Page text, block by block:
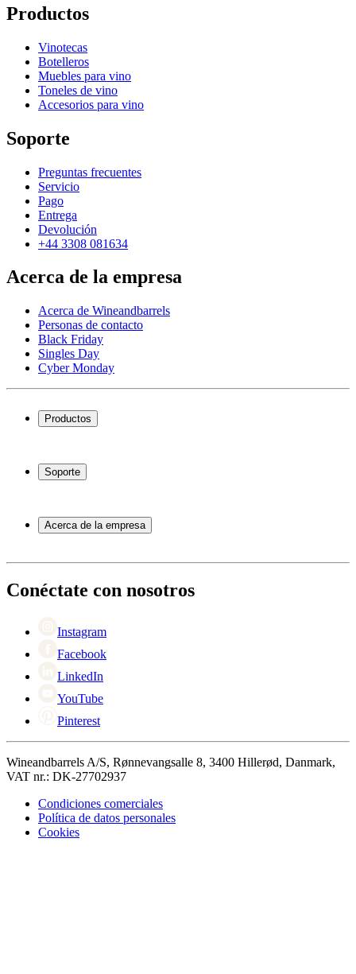
Productos
Vinotecas
Botelleros
Muebles para vino
Toneles de vino
Accesorios para vino
Soporte
Preguntas frecuentes
Servicio
Pago
Entrega
Devolución
+44 3308 081634
Acerca de la empresa
Acerca de Wineandbarrels
Personas de contacto
Black Friday
Singles Day
Cyber Monday
Productos
Botelleros
Muebles para vino
Soporte
Servicio
Pago
Devolución
Acerca de la empresa
Black Friday
Singles Day
Conéctate con nosotros
Instagram
Facebook
LinkedIn
YouTube
Pinterest
Wineandbarrels A/S, Rønnevangsalle 8, 3400 Hillerød, Danmark,
VAT nr.: DK-27702937
Condiciones comerciales
Política de datos personales
Cookies